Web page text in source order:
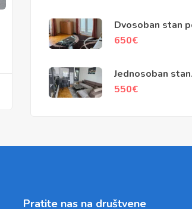
Dvosoban stan
79m2, Kotor
650€
Jednosoban stan
površine 45m2,
550€
Pratite nas na društvene